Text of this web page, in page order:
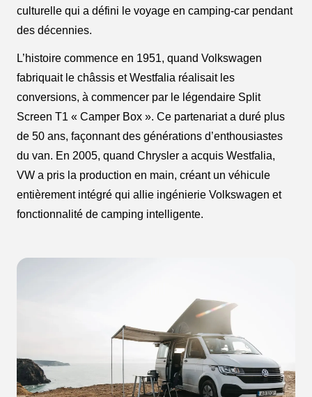
culturelle qui a défini le voyage en camping-car pendant
des décennies.
L’histoire commence en 1951, quand Volkswagen
fabriquait le châssis et Westfalia réalisait les
conversions, à commencer par le légendaire Split
Screen T1 « Camper Box ». Ce partenariat a duré plus
de 50 ans, façonnant des générations d’enthousiastes
du van. En 2005, quand Chrysler a acquis Westfalia,
VW a pris la production en main, créant un véhicule
entièrement intégré qui allie ingénierie Volkswagen et
fonctionnalité de camping intelligente.